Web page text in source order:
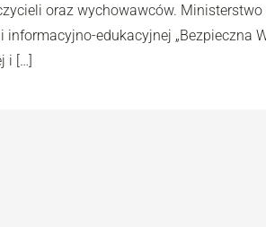
oraz wychowawców.
informacyjno-edukacyjnej „Bezpieczna
i […]